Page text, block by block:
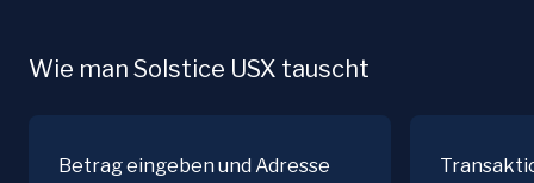
Wie man Solstice USX tauscht
Betrag eingeben und Adresse